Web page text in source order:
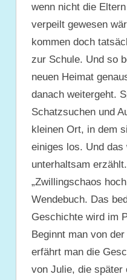
wenn nicht die
verpeilt gewesen
kommen doch
zur Schule. Und so
neuen Heimat
danach weitergeht.
Schatzsuchen und
kleinen Ort, in dem
einiges los. Und
unterhaltsam erzählt.
„Zwillingschaos
Wendebuch. Das
Geschichte wird im
Beginnt man von
erfährt man die
von Julie, die später